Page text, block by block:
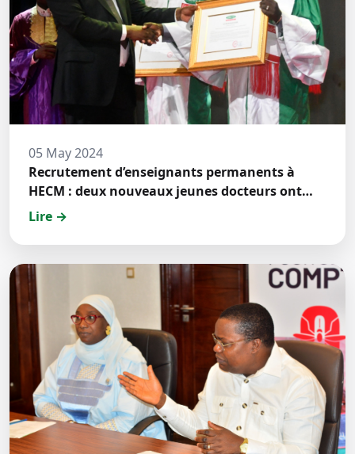
05 May 2024
Recrutement d’enseignants permanents à
HECM : deux nouveaux jeunes docteurs ont
prêté́ serment
Lire →